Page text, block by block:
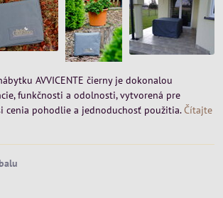
AVVICENTE čierny je dokonalou
funkčnosti a odolnosti, vytvorená pre
cenia pohodlie a jednoduchosť použitia.Čítajte